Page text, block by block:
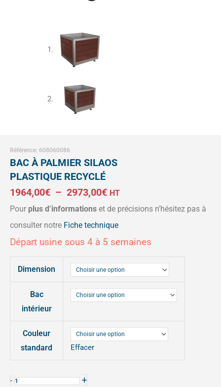
Référence: 608060086
BAC À PALMIER SILAOS
PLASTIQUE RECYCLÉ
1964,00€ – 2973,00€Plage
de
prix :
1964,00€
à
HT
Pour plus d’informations et de précisions n’hésitez pas à
consulter notre Fiche technique
Départ usine sous 4 à 5 semaines
Dimension
Bac
intérieur
Couleur
standard
Effacer
-
de
PALMIER
PLASTIQUE
RECYCLÉ
+